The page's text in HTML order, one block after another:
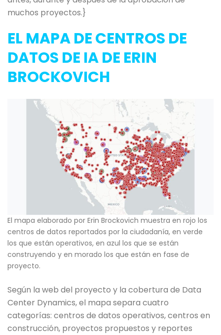
muchos proyectos.}
EL MAPA DE CENTROS DE
DATOS DE IA DE ERIN
BROCKOVICH
El mapa elaborado por Erin Brockovich muestra en rojo los
centros de datos reportados por la ciudadanía, en verde
los que están operativos, en azul los que se están
construyendo y en morado los que están en fase de
proyecto.
Según la web del proyecto y la cobertura de Data
Center Dynamics, el mapa separa cuatro
categorías: centros de datos operativos, centros en
construcción, proyectos propuestos y reportes